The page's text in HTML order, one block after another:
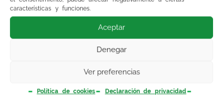
características y funciones.
Aceptar
Denegar
Ver preferencias
Política de cookies Declaración de privacidad
informacion o preguntas concretas sobre plazas